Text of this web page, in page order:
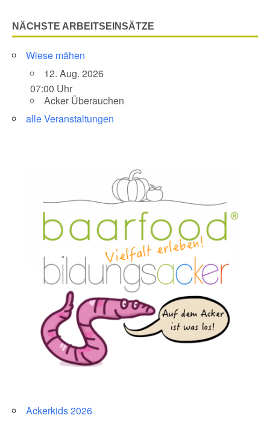
NÄCHSTE ARBEITSEINSÄTZE
Wiese mähen
12. Aug. 2026
07:00 Uhr
Acker Überauchen
alle Veranstaltungen
Ackerkids 2026